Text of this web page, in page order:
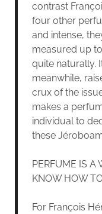
contrast
four other
and intense,
measured up
quite naturally.
meanwhile,
crux of the
makes a
individual to
these
PERFUME IS A
KNOW HOW
For François